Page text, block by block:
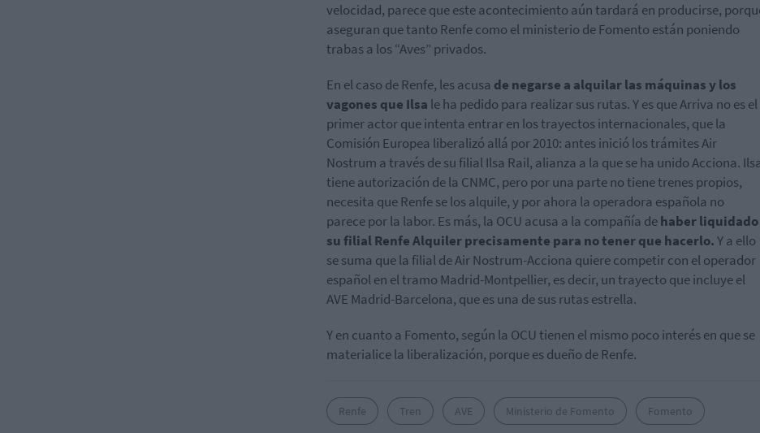
velocidad, parece que este acontecimiento aún tardará en producirse,
aseguran que tanto Renfe como el ministerio de Fomento están poniendo
trabas a los “Aves” privados.
En el caso de Renfe, les acusa de negarse a alquilar las máquinas y los
vagones que Ilsa le ha pedido para realizar sus rutas. Y es que Arriva no es el
primer actor que intenta entrar en los trayectos internacionales, que la
Comisión Europea liberalizó allá por 2010: antes inició los trámites Air
Nostrum a través de su filial Ilsa Rail, alianza a la que se ha unido Acciona. Ilsa
tiene autorización de la CNMC, pero por una parte no tiene trenes propios,
necesita que Renfe se los alquile, y por ahora la operadora española no
parece por la labor. Es más, la OCU acusa a la compañía dehaber liquidado
su filial Renfe Alquiler precisamente para no tener que hacerlo.Y a ello
se suma que la filial de Air Nostrum-Acciona quiere competir con el operador
español en el tramo Madrid-Montpellier, es decir, un trayecto que incluye el
AVE Madrid-Barcelona, que es una de sus rutas estrella.
Y en cuanto a Fomento, según la OCU tienen el mismo poco interés en que se
materialice la liberalización, porque es dueño de Renfe.
Renfe Tren AVE Ministerio de Fomento Fomento